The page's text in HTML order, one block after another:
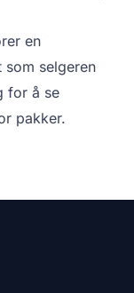
en
som selgeren
for å se
pakker.